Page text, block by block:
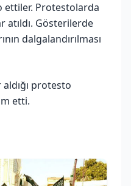
ettiler. Protestolarda
atıldı. Gösterilerde
dalgalandırılması
aldığı protesto
etti.